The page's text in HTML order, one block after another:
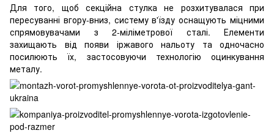
Для того, щоб секційна стулка не розхитувалася при
пересуванні вгору-вниз, систему в'їзду оснащують міцними
спрямовувачами з 2-міліметрової сталі. Елементи
захищають від появи іржавого нальоту та одночасно
посилюють їх, застосовуючи технологію оцинкування
металу.